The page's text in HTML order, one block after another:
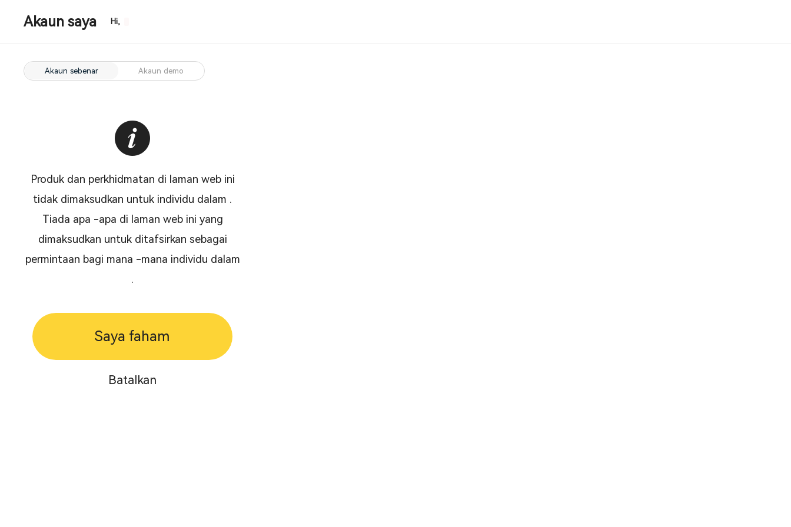
Akaun saya Hi,
Akaun sebenar Akaun demo
Produk dan perkhidmatan di laman web ini
tidak dimaksudkan untuk individu dalam .
Tiada apa -apa di laman web ini yang
dimaksudkan untuk ditafsirkan sebagai
permintaan bagi mana -mana individu dalam
.
Saya faham
Batalkan